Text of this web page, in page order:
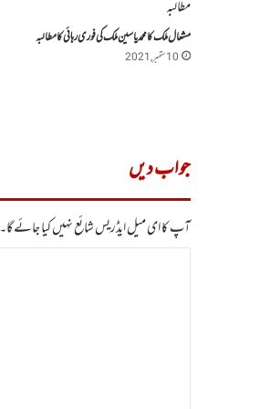
مشعال ملک کا محمد یاسین ملک کی فوری رہائی کا مطالبہ
10 ستمبر, 2021
جواب دیں
آپ کا ای میل ایڈریس شائع نہیں کیا جائے گا۔